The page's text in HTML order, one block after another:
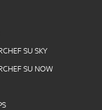
SU SKY
SU NOW